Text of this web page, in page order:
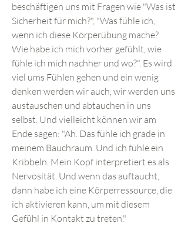
beschäftigen uns mit Fragen wie "Was ist
Sicherheit für mich?", "Was fühle ich,
wenn ich diese Körperübung mache?
Wie habe ich mich vorher gefühlt, wie
fühle ich mich nachher und wo?". Es wird
viel ums Fühlen gehen und ein wenig
denken werden wir auch, wir werden uns
austauschen und abtauchen in uns
selbst. Und vielleicht können wir am
Ende sagen: "Ah. Das fühle ich grade in
meinem Bauchraum. Und ich fühle ein
Kribbeln. Mein Kopf interpretiert es als
Nervosität. Und wenn das auftaucht,
dann habe ich eine Körperressource, die
ich aktivieren kann, um mit diesem
Gefühl in Kontakt zu treten."